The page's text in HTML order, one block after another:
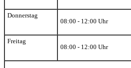
Donnerstag
08:00 - 12:00 Uhr
Freitag
08:00 - 12:00 Uhr